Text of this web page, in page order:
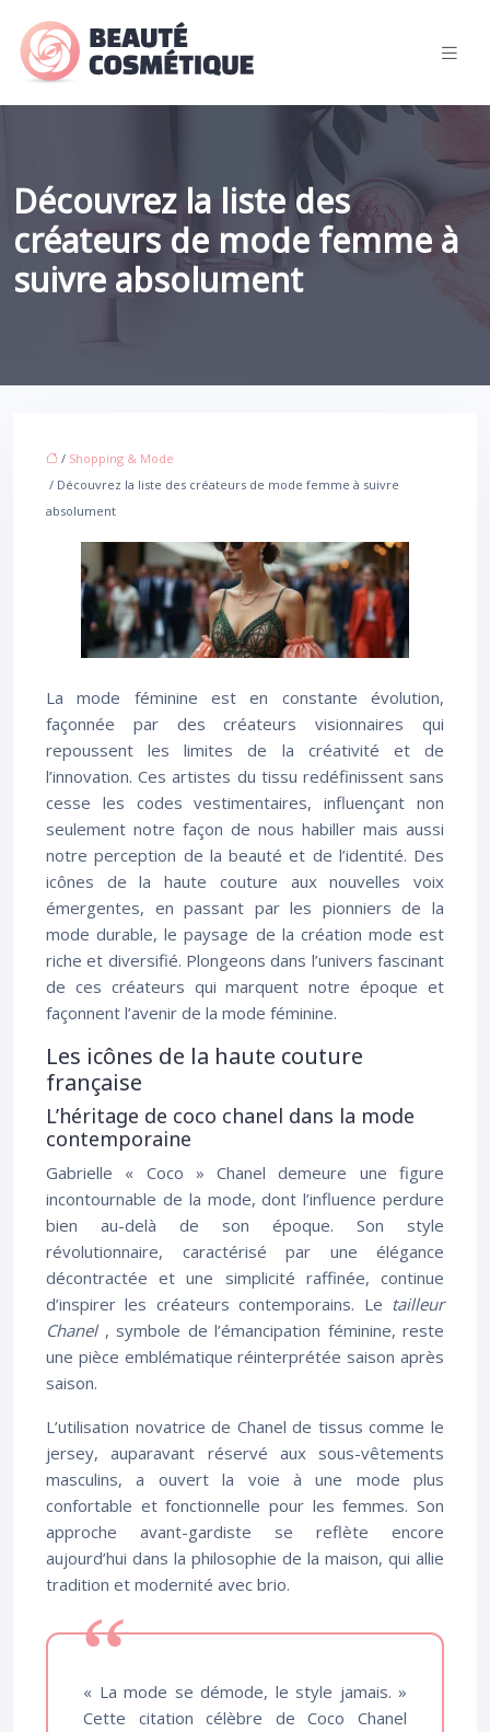
Découvrez la liste des
créateurs de mode femme à
suivre absolument
/ Shopping & Mode
/ Découvrez la liste des créateurs de mode femme à suivre
absolument
La mode féminine est en constante évolution,
façonnée par des créateurs visionnaires qui
repoussent les limites de la créativité et de
l’innovation. Ces artistes du tissu redéfinissent sans
cesse les codes vestimentaires, influençant non
seulement notre façon de nous habiller mais aussi
notre perception de la beauté et de l’identité. Des
icônes de la haute couture aux nouvelles voix
émergentes, en passant par les pionniers de la
mode durable, le paysage de la création mode est
riche et diversifié. Plongeons dans l’univers fascinant
de ces créateurs qui marquent notre époque et
façonnent l’avenir de la mode féminine.
Les icônes de la haute couture
française
L’héritage de coco chanel dans la mode
contemporaine
Gabrielle « Coco » Chanel demeure une figure
incontournable de la mode, dont l’influence perdure
bien au-delà de son époque. Son style
révolutionnaire, caractérisé par une élégance
décontractée et une simplicité raffinée, continue
d’inspirer les créateurs contemporains. Le tailleur
Chanel , symbole de l’émancipation féminine, reste
une pièce emblématique réinterprétée saison après
saison.
L’utilisation novatrice de Chanel de tissus comme le
jersey, auparavant réservé aux sous-vêtements
masculins, a ouvert la voie à une mode plus
confortable et fonctionnelle pour les femmes. Son
approche avant-gardiste se reflète encore
aujourd’hui dans la philosophie de la maison, qui allie
tradition et modernité avec brio.
« La mode se démode, le style jamais. »
Cette citation célèbre de Coco Chanel